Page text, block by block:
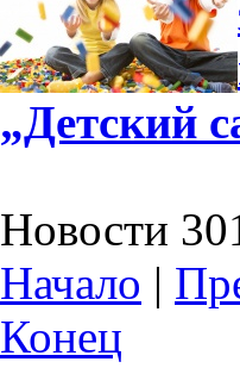
„Детский
Новости
Начало |
Конец